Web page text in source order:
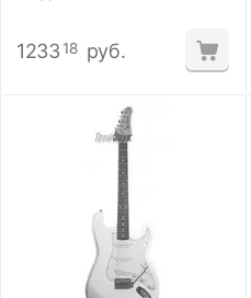
1233 18 руб.